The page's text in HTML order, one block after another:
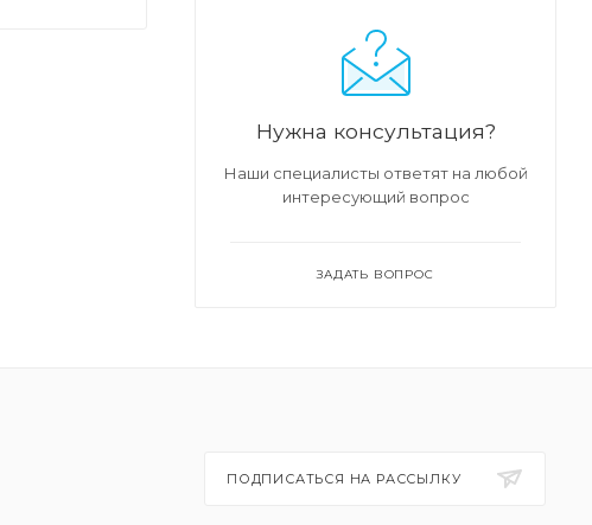
Нужна консультация?
Наши специалисты ответят на любой
интересующий вопрос
ЗАДАТЬ ВОПРОС
ПОДПИСАТЬСЯ НА РАССЫЛКУ